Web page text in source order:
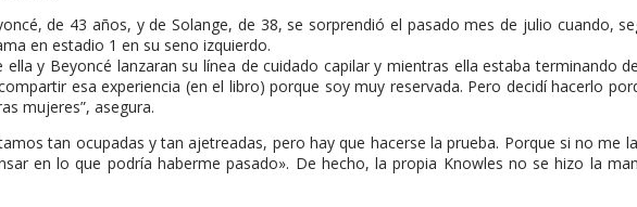
de 43 años, y de Solange, de 38, se sorprendió el pasado mes de julio cuando,
en estadio 1 en su seno izquierdo.
y Beyoncé lanzaran su línea de cuidado capilar y mientras ella estaba terminando
esa experiencia (en el libro) porque soy muy reservada. Pero decidí hacerlo
mujeres”, asegura.
tan ocupadas y tan ajetreadas, pero hay que hacerse la prueba. Porque si no me
en lo que podría haberme pasado». De hecho, la propia Knowles no se hizo la